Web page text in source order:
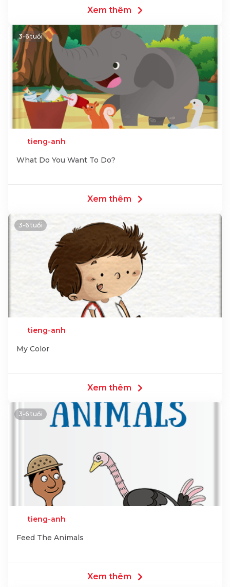
Xem thêm
3-6 tuổi
tieng-anh
What Do You Want To Do?
Xem thêm
3-6 tuổi
tieng-anh
My Color
Xem thêm
3-6 tuổi
tieng-anh
Feed The Animals
Xem thêm